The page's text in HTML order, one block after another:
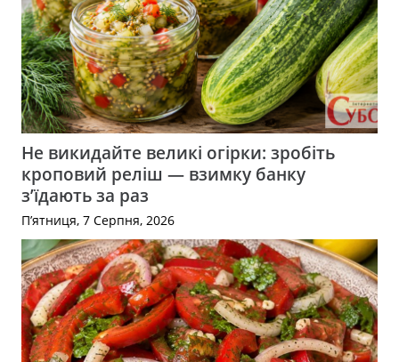
Не викидайте великі огірки: зробіть
кроповий реліш — взимку банку
з’їдають за раз
П’ятниця, 7 Серпня, 2026